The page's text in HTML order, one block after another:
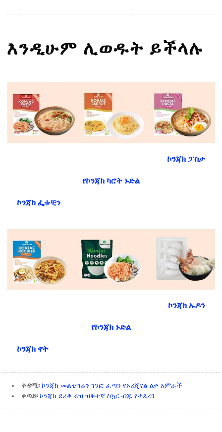
እንዲሁም ሊወዱት ይችላሉ
ኮንጃክ ፓስታ
የኮንጃክ ካሮት ኑድል
ኮንጃክ ፌቱቺን
ኮንጃክ ኡዶን
የኮንጃክ ኑድል
ኮንጃክ ኖት
ቀዳሚ፡ ኮንጃክ መልቲግሬን ገንፎ ፈጣን የኦሪጂናል ዕቃ አምራች
ቀጣይ፡ ኮንጃክ ደረቅ ሩዝ ዝቅተኛ ስኳር ብጁ የተደረገ